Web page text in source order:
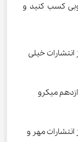
درصد خوبی کسب کنید و
انتشارات خیلی
میکرو
انتشارات مهر و